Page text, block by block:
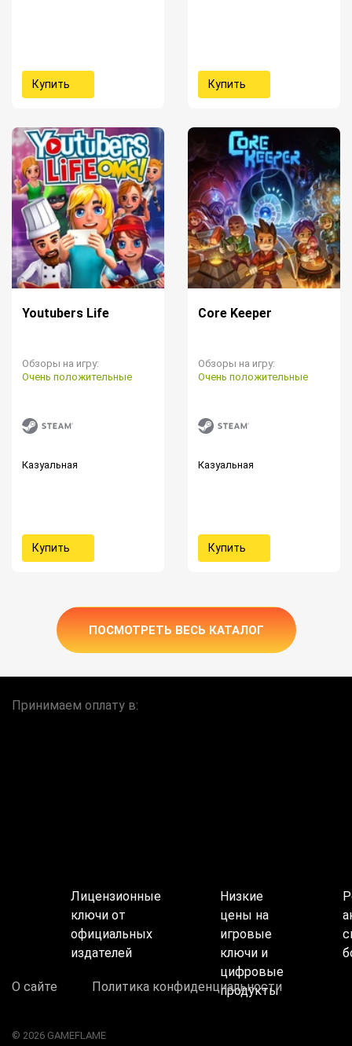
Купить Купить
Youtubers Life
Обзоры на игру:
Очень положительные
Казуальная
Купить
Core Keeper
Обзоры на игру:
Очень положительные
Казуальная
Купить
ПОСМОТРЕТЬ ВЕСЬ КАТАЛОГ
Принимаем оплату в:
Лицензионные
ключи от
официальных
издателей
Низкие
цены на
игровые
ключи и
цифровые
продукты
О сайте Политика конфиденциальности
© 2026 GAMEFLAME